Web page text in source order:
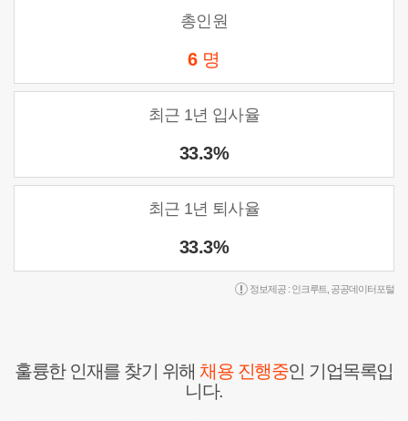
총인원
6 명
최근 1년 입사율
33.3%
최근 1년 퇴사율
33.3%
정보제공 : 인크루트 공공데이터포털
훌륭한 인재를 찾기 위해채용 진행중인 기업목록입
니다.